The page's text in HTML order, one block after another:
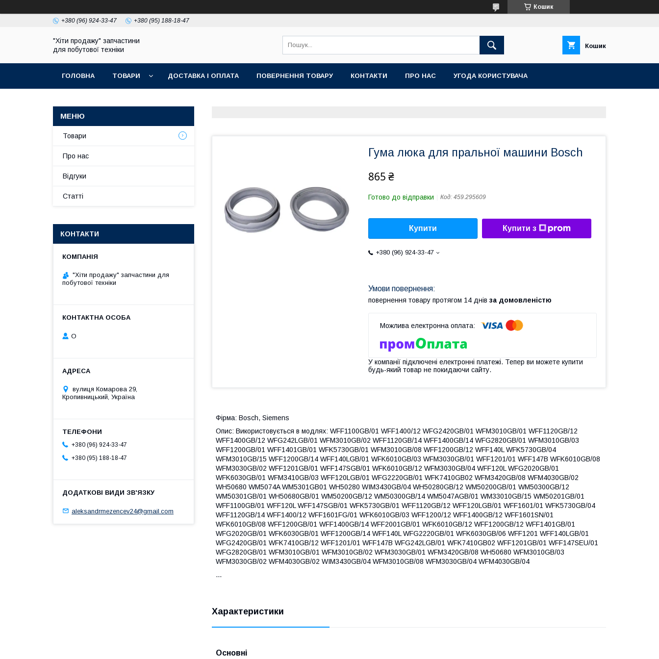
Кошик
+380 (96) 924-33-47 +380 (95) 188-18-47
"Хіти продажу" запчастини
для побутової техніки
Кошик
ГОЛОВНА ТОВАРИ ДОСТАВКА І ОПЛАТА ПОВЕРНЕННЯ ТОВАРУ КОНТАКТИ ПРО НАС УГОДА КОРИСТУВАЧА
Гума люка для пральної машини Bosch
865 ₴
Готово до відправки Код: 459.295609
Купити Купити з
+380 (96) 924-33-47
повернення товару протягом 14 днів за домовленістю
У компанії підключені електронні платежі. Тепер ви можете купити
будь-який товар не покидаючи сайту.
Фірма: Bosch, Siemens
Опис: Використовується в модлях: WFF1100GB/01 WFF1400/12 WFG2420GB/01 WFM3010GB/01 WFF1120GB/12
WFF1400GB/12 WFG242LGB/01 WFM3010GB/02 WFF1120GB/14 WFF1400GB/14 WFG2820GB/01 WFM3010GB/03
WFF1200GB/01 WFF1401GB/01 WFK5730GB/01 WFM3010GB/08 WFF1200GB/12 WFF140L WFK5730GB/04
WFM3010GB/15 WFF1200GB/14 WFF140LGB/01 WFK6010GB/03 WFM3030GB/01 WFF1201/01 WFF147B WFK6010GB/08
WFM3030GB/02 WFF1201GB/01 WFF147SGB/01 WFK6010GB/12 WFM3030GB/04 WFF120L WFG2020GB/01
WFK6030GB/01 WFM3410GB/03 WFF120LGB/01 WFG2220GB/01 WFK7410GB02 WFM3420GB/08 WFM4030GB/02
WH50680 WM5074A WM5301GB01 WH50280 WIM3430GB/04 WH50280GB/12 WM50200GB/01 WM50300GB/12
WM50301GB/01 WH50680GB/01 WM50200GB/12 WM50300GB/14 WM5047AGB/01 WM33010GB/15 WM50201GB/01
WFF1100GB/01 WFF120L WFF147SGB/01 WFK5730GB/01 WFF1120GB/12 WFF120LGB/01 WFF1601/01 WFK5730GB/04
WFF1120GB/14 WFF1400/12 WFF1601FG/01 WFK6010GB/03 WFF1200/12 WFF1400GB/12 WFF1601SN/01
WFK6010GB/08 WFF1200GB/01 WFF1400GB/14 WFF2001GB/01 WFK6010GB/12 WFF1200GB/12 WFF1401GB/01
WFG2020GB/01 WFK6030GB/01 WFF1200GB/14 WFF140L WFG2220GB/01 WFK6030GB/06 WFF1201 WFF140LGB/01
WFG2420GB/01 WFK7410GB/12 WFF1201/01 WFF147B WFG242LGB/01 WFK7410GB02 WFF1201GB/01 WFF147SEU/01
WFG2820GB/01 WFM3010GB/01 WFM3010GB/02 WFM3030GB/01 WFM3420GB/08 WH50680 WFM3010GB/03
WFM3030GB/02 WFM4030GB/02 WIM3430GB/04 WFM3010GB/08 WFM3030GB/04 WFM4030GB/04
...
Характеристики
Основні
Товари
Про нас
Відгуки
Статті
КОНТАКТИ
"Хіти продажу" запчастини для
побутової техніки
О
вулиця Комарова 29,
Кропивницький, Україна
+380 (96) 924-33-47
+380 (95) 188-18-47
aleksandrmezencev24@gmail.com